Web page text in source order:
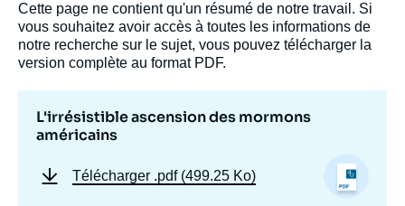
Cette page ne contient qu'un résumé de notre travail. Si
vous souhaitez avoir accès à toutes les informations de
notre recherche sur le sujet, vous pouvez télécharger la
version complète au format PDF.
L'irrésistible ascension des mormons
américains
Télécharger .pdf (499.25 Ko)
couverture
de
la
publication
Anne-Lorraine BUJON, « L'irrésistible
Notes, Potomac Papers, Ifri, 11 juillet 2012.